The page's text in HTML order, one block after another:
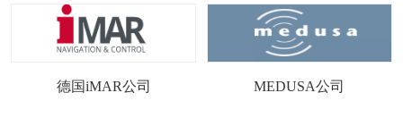
德国iMAR公司 MEDUSA公司